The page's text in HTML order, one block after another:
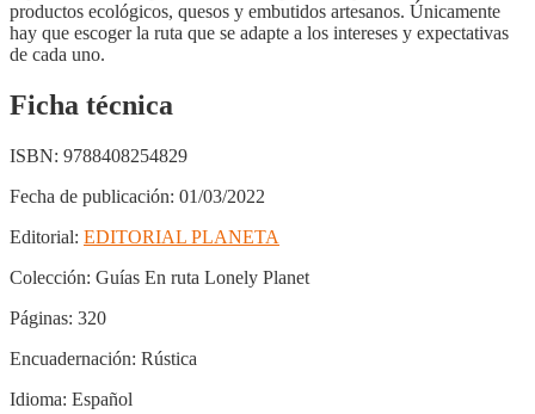
productos ecológicos, quesos y embutidos artesanos. Únicamente
hay que escoger la ruta que se adapte a los intereses y expectativas
de cada uno.
Ficha técnica
ISBN: 9788408254829
Fecha de publicación: 01/03/2022
Editorial: EDITORIAL PLANETA
Colección: Guías En ruta Lonely Planet
Páginas: 320
Encuadernación: Rústica
Idioma: Español